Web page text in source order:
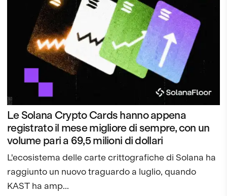
Le Solana Crypto Cards hanno appena
registrato il mese migliore di sempre, con un
volume pari a 69,5 milioni di dollari
L'ecosistema delle carte crittografiche di Solana ha
raggiunto un nuovo traguardo a luglio, quando
KAST ha amp...